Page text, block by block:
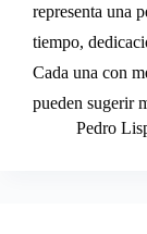
representa una
tiempo,
Cada una con
pueden sugerir
Pedro